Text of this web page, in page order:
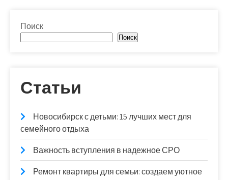
Поиск
Поиск
Статьи
Новосибирск с детьми: 15 лучших мест для
семейного отдыха
Важность вступления в надежное СРО
Ремонт квартиры для семьи: создаем уютное